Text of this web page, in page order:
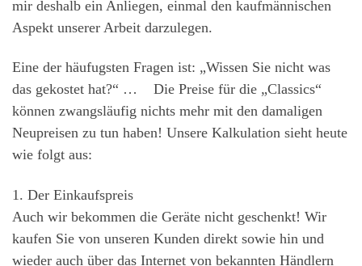
mir deshalb ein Anliegen, einmal den kaufmännischen
Aspekt unserer Arbeit darzulegen.
Eine der häufugsten Fragen ist: „Wissen Sie nicht was
das gekostet hat?“ … Die Preise für die „Classics“
können zwangsläufig nichts mehr mit den damaligen
Neupreisen zu tun haben! Unsere Kalkulation sieht heute
wie folgt aus:
1. Der Einkaufspreis
Auch wir bekommen die Geräte nicht geschenkt! Wir
kaufen Sie von unseren Kunden direkt sowie hin und
wieder auch über das Internet von bekannten Händlern